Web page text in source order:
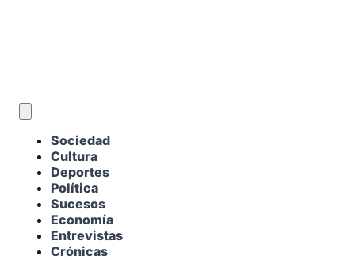
Sociedad
Cultura
Deportes
Política
Sucesos
Economía
Entrevistas
Crónicas